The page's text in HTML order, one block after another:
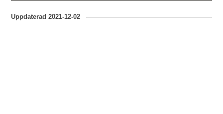
Uppdaterad2021-12-02